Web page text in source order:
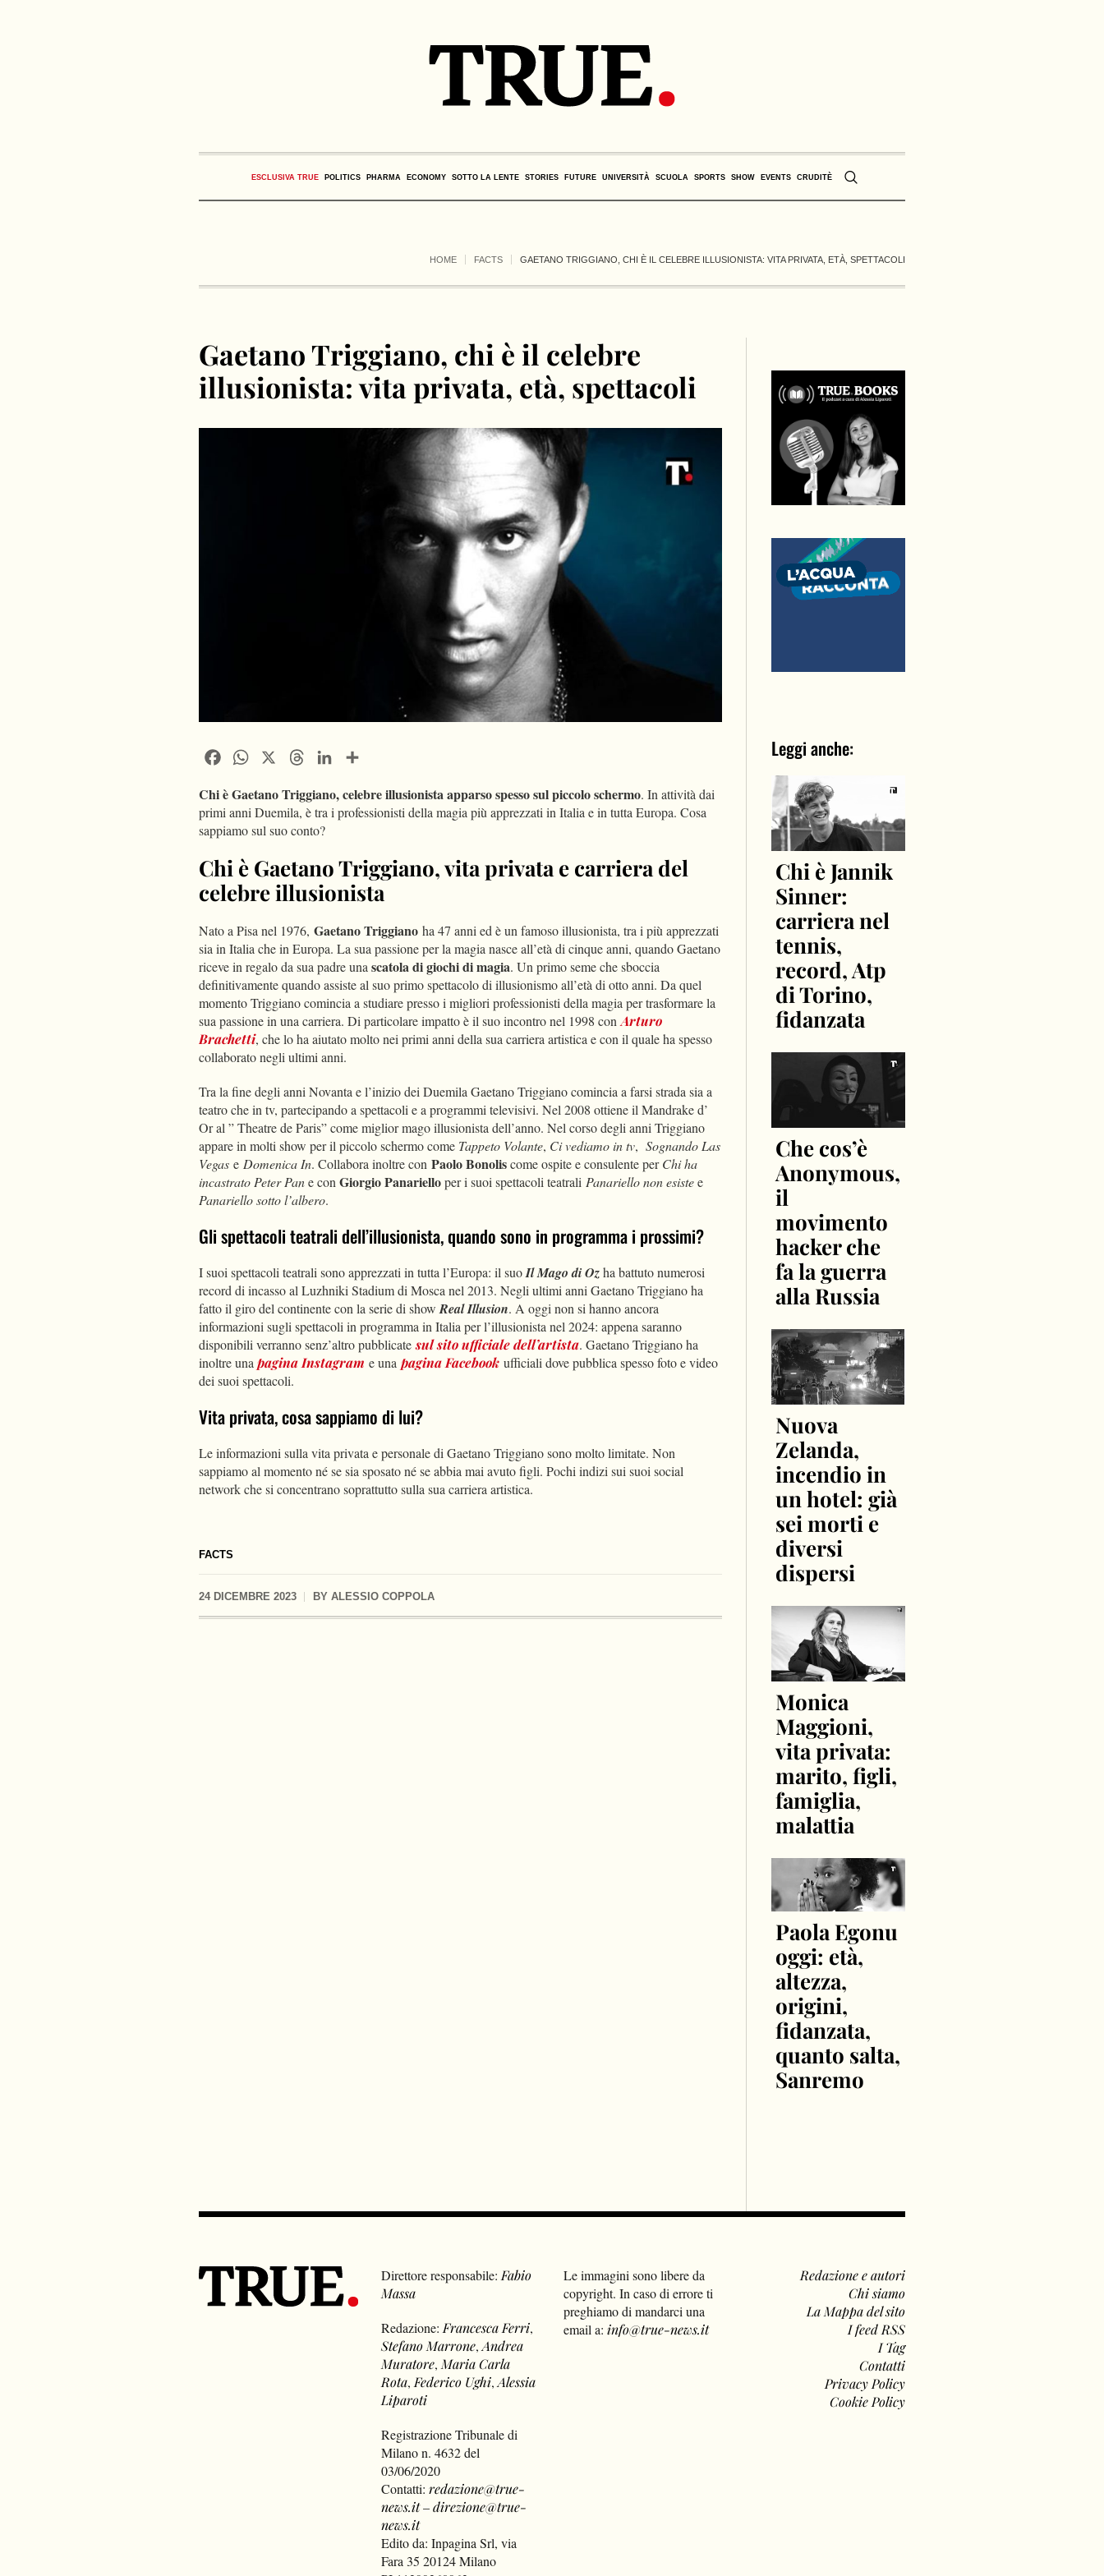
ESCLUSIVA TRUE POLITICS PHARMA ECONOMY SOTTO LA LENTE STORIES FUTURE UNIVERSITÀ SCUOLA SPORTS SHOW EVENTS CRUDITÈ
HOME FACTS GAETANO TRIGGIANO, CHI È IL CELEBRE ILLUSIONISTA: VITA PRIVATA, ETÀ, SPETTACOLI
FACTS
Gaetano Triggiano, chi è il celebre
illusionista: vita privata, età, spettacoli
24 DICEMBRE 2023 BY ALESSIO COPPOLA
FacebookWhatsApp ThreadsLinkedIn
Chi è Gaetano Triggiano, celebre illusionista apparso spesso sul piccoloschermo. In attività dai
primi anni Duemila, è tra i professionisti della magia più apprezzati in Italia e in tutta Europa. Cosa
sappiamo sul suo conto?
Chi è Gaetano Triggiano, vita privata e carriera del
celebre illusionista
Nato a Pisa nel 1976, Gaetano Triggiano ha 47 anni ed è un famoso illusionista, tra i più apprezzati
sia in Italia che in Europa. La sua passione per la magia nasce all’età di cinque anni, quando Gaetano
riceve in regalo da sua padre unascatola di giochi di magia. Un primo seme che sboccia
definitivamente quando assiste al suo primo spettacolo di illusionismo all’età di otto anni. Da quel
momento Triggiano comincia a studiare presso i migliori professionisti della magia per trasformare la
sua passione in una carriera. Di particolare impatto è il suo incontro nel 1998 conArturo
Brachetti, che lo ha aiutato molto nei primi anni della sua carriera artistica e con il quale ha spesso
collaborato negli ultimi anni.
Tra la fine degli anni Novanta e l’inizio dei Duemila Gaetano Triggiano comincia a farsi strada sia a
teatro che in tv, partecipando a spettacoli e a programmi televisivi. Nel 2008 ottiene il Mandrake d’
Or al ” Theatre de Paris” come miglior mago illusionista dell’anno. Nel corso degli anni Triggiano
appare in molti show per il piccolo schermo come Tappeto Volante, Ci vediamo intv, Sognando Las
Vegas e Domenica In. Collabora inoltre con Paolo Bonoliscome ospite e consulente perChi ha
incastrato Peter Pane conGiorgio Panarielloper i suoi spettacoli teatrali Panariello non esistee
Panariello sotto l’albero.
Gli spettacoli teatrali dell’illusionista, quando sono in programma i prossimi?
I suoi spettacoli teatrali sono apprezzati in tutta l’Europa: il suoIl Mago di Ozha battuto numerosi
record di incasso al Luzhniki Stadium di Mosca nel 2013. Negli ultimi anni Gaetano Triggiano ha
fatto il giro del continente con la serie di showReal Illusion. A oggi non si hanno ancora
informazioni sugli spettacoli in programma in Italia per l’illusionista nel 2024: appena saranno
disponibili verranno senz’altro pubblicatesul sito ufficiale dell’artista. Gaetano Triggiano ha
inoltre unapagina Instagram e una pagina Facebook ufficiali dove pubblica spesso foto e video
dei suoi spettacoli.
Vita privata, cosa sappiamo di lui?
Le informazioni sulla vita privata e personale di Gaetano Triggiano sono molto limitate. Non
sappiamo al momento né se sia sposato né se abbia mai avuto figli. Pochi indizi sui suoi social
network che si concentrano soprattutto sulla sua carriera artistica.
Leggi anche:
Chi è Jannik
Sinner:
carriera nel
tennis,
record, Atp
di Torino,
fidanzata
Che cos’è
Anonymous,
il
movimento
hacker che
fa la guerra
alla Russia
Nuova
Zelanda,
incendio in
un hotel: già
sei morti e
diversi
dispersi
Monica
Maggioni,
vita privata:
marito, figli,
famiglia,
malattia
Paola Egonu
oggi: età,
altezza,
origini,
fidanzata,
quanto salta,
Sanremo
Direttore responsabile: Fabio
Massa
Redazione: Francesca Ferri,
Stefano Marrone,Andrea
Muratore, Maria Carla
Rota, Federico Ughi,Alessia
Liparoti
Registrazione Tribunale di
Milano n. 4632 del
03/06/2020
Contatti:redazione@true-
news.it–direzione@true-
news.it
Edito da: Inpagina Srl, via
Fara 35 20124 Milano
Le immagini sono libere da
copyright. In caso di errore ti
preghiamo di mandarci una
email a: info@true-news.it
Redazione e autori
Chi siamo
La Mappa del sito
I feed RSS
I Tag
Contatti
Privacy Policy
Cookie Policy